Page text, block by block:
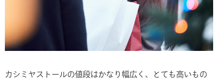
カシミヤストールの値段はかなり幅広く、とても高いもの